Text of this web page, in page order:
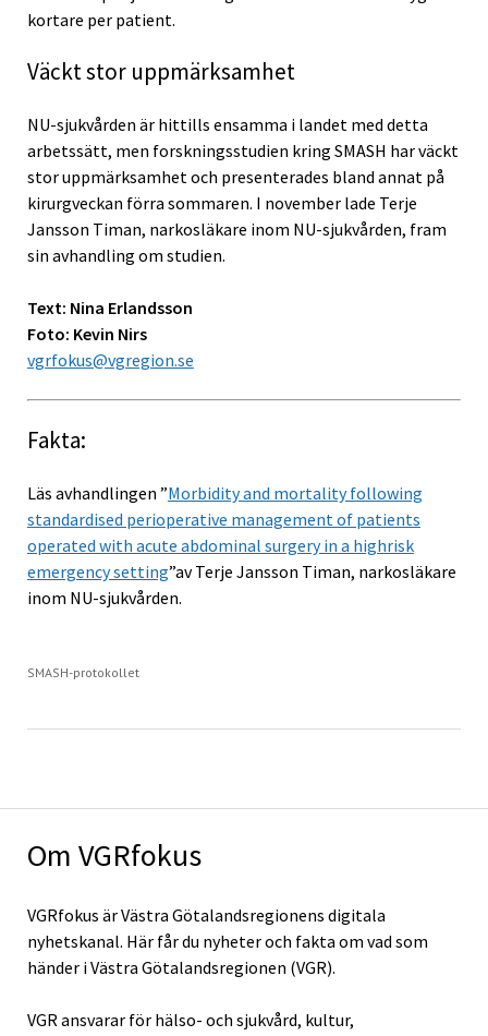
Om VGRfokus
VGRfokus är Västra Götalandsregionens digitala
nyhetskanal. Här får du nyheter och fakta om vad som
händer i Västra Götalandsregionen (VGR).
VGR ansvarar för hälso- och sjukvård, kultur,
kortare per patient.
Väckt stor uppmärksamhet
NU-sjukvården är hittills ensamma i landet med detta
arbetssätt, men forskningsstudien kring SMASH har väckt
stor uppmärksamhet och presenterades bland annat på
kirurgveckan förra sommaren. I november lade Terje
Jansson Timan, narkosläkare inom NU-sjukvården, fram
sin avhandling om studien.
Text: Nina Erlandsson
Foto: Kevin Nirs
vgrfokus@vgregion.se
Fakta:
Läs avhandlingen ”Morbidity and mortality following
standardised perioperative management of patients
operated with acute abdominal surgery in a highrisk
emergency setting”av Terje Jansson Timan, narkosläkare
inom NU-sjukvården.
SMASH-protokollet